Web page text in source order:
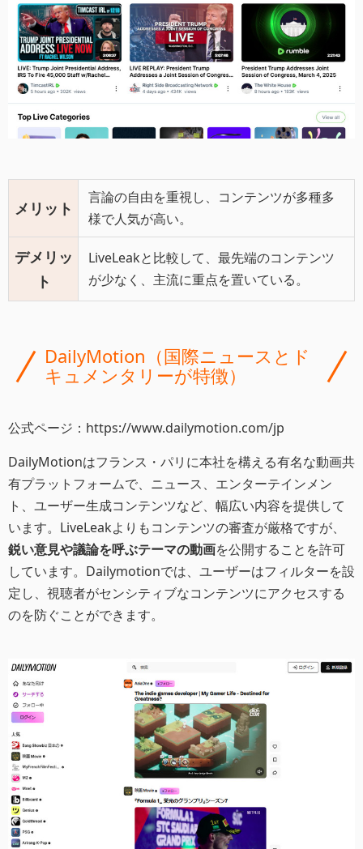
メリット
言論の自由を重視し、コンテンツが多種多
様で人気が高い。
デメリッ
ト
LiveLeakと比較して、最先端のコンテンツ
が少なく、主流に重点を置いている。
DailyMotion（国際ニュースとド
キュメンタリーが特徴）
公式ページ：https://www.dailymotion.com/jp
DailyMotionはフランス・パリに本社を構える有名な動画共
有プラットフォームで、ニュース、エンターテインメン
ト、ユーザー生成コンテンツなど、幅広い内容を提供して
います。LiveLeakよりもコンテンツの審査が厳格ですが、
鋭い意見や議論を呼ぶテーマの動画を公開することを許可
しています。Dailymotionでは、ユーザーはフィルターを設
定し、視聴者がセンシティブなコンテンツにアクセスする
のを防ぐことができます。